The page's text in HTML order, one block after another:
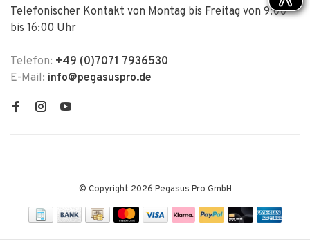
Telefonischer Kontakt von Montag bis Freitag von 9:00
bis 16:00 Uhr
Telefon: +49 (0)7071 7936530
E-Mail: info@pegasuspro.de
© Copyright 2026 Pegasus Pro GmbH